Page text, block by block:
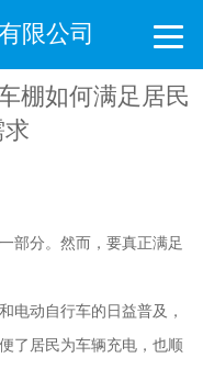
限公司
棚如何满足居民
部分。然而，要真正满足
电动自行车的日益普及，
了居民为车辆充电，也顺